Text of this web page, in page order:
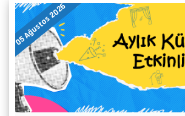
05 Ağustos 2026